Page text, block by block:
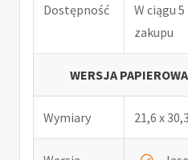
Dostępność
W ciągu
zakupu
WERSJA
Wymiary 21,6 x